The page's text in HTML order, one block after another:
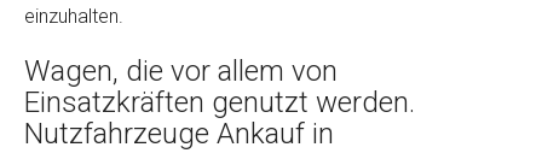
einzuhalten.
Wagen, die vor allem von
Einsatzkräften genutzt werden.
Nutzfahrzeuge Ankauf in